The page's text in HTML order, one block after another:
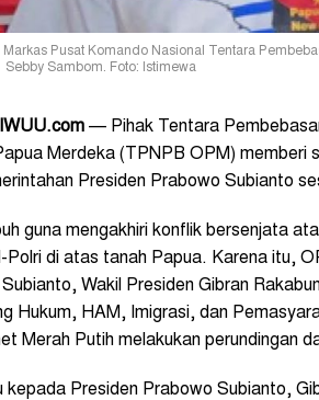
Pusat Komando Nasional Tentara
Sebby Sambom. Foto: Istimewa
— Pihak Tentara
Merdeka (TPNPB OPM) memberi
Presiden Prabowo Subianto
guna mengakhiri konflik bersenjata
di atas tanah Papua. Karena itu,
Wakil Presiden Gibran
Hukum, HAM, Imigrasi, dan
Merah Putih melakukan perundingan
kepada Presiden Prabowo Subianto,